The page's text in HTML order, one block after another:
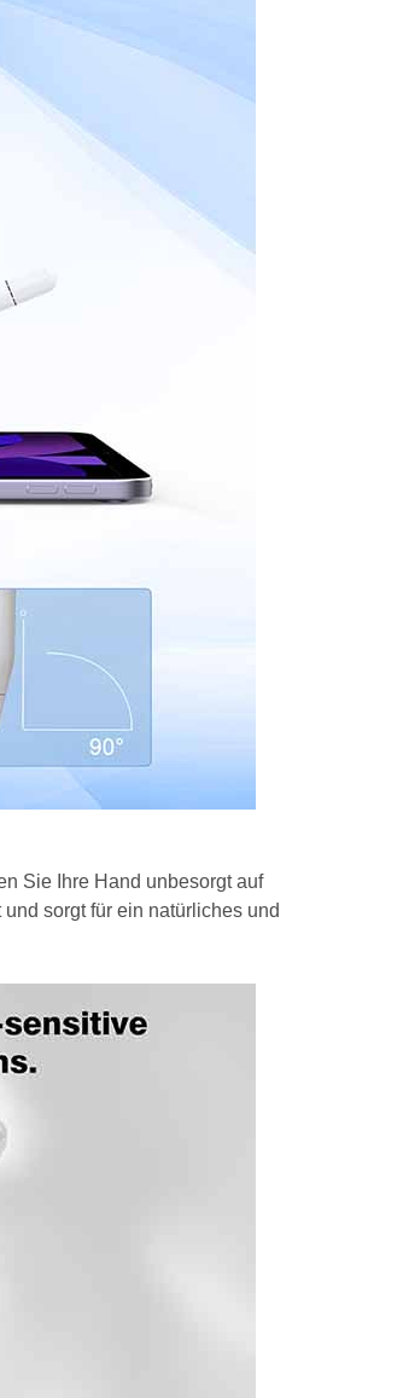
Sie Ihre Hand unbesorgt auf
sorgt für ein natürliches und